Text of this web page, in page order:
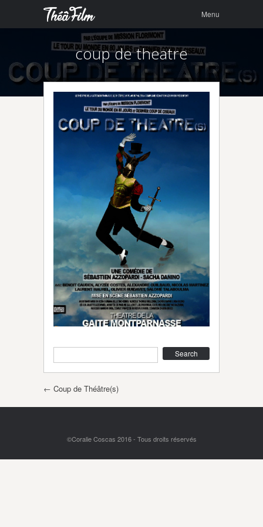
content
Menu
coup de theatre
Post navigation
← Coup de Théâtre(s)
©Coralie Coscas 2016 - Tous droits réservés